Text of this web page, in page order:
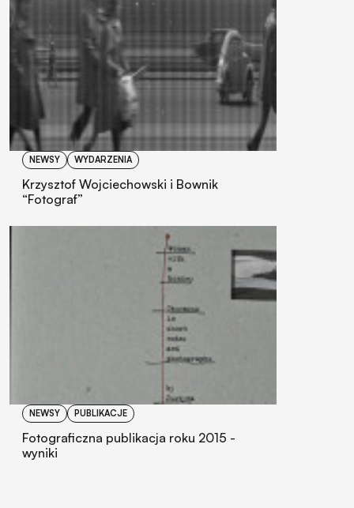
NEWSY WYDARZENIA
Krzysztof Wojciechowski i Bownik
“Fotograf”
NEWSY PUBLIKACJE
Fotograficzna publikacja roku 2015 -
wyniki